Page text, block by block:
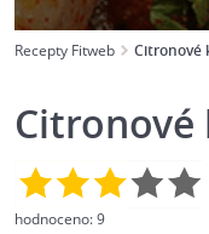
Recepty Fitweb Citronové
Citronové
hodnoceno:9